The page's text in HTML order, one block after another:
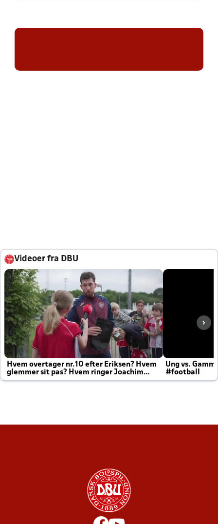
Videoer fra DBU
Hvem overtager nr.10 efter Eriksen? Hvem
glemmer sit pas? Hvem ringer Joachim
altid til efter kampe?
Ung vs.
#football